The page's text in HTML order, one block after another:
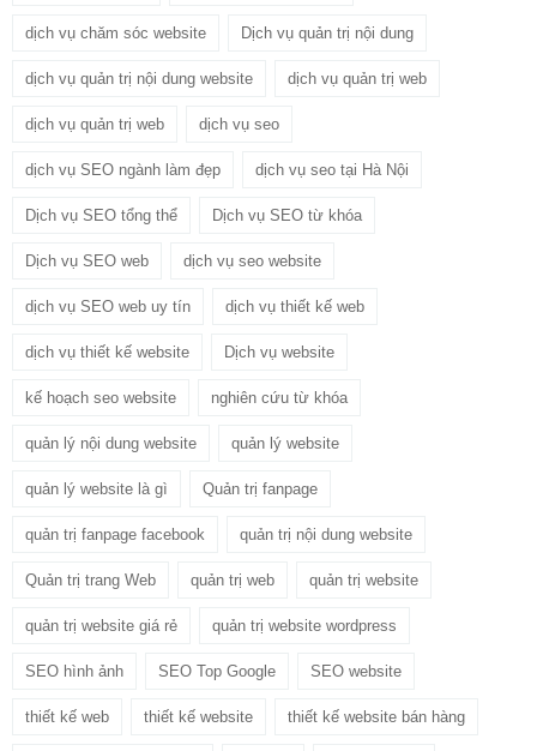
dịch vụ chăm sóc website Dịch vụ quản trị nội dung
dịch vụ quản trị nội dung website dịch vụ quản trị web
dịch vụ quản trị web dịch vụ seo
dịch vụ SEO ngành làm đẹp dịch vụ seo tại Hà Nội
Dịch vụ SEO tổng thể Dịch vụ SEO từ khóa
Dịch vụ SEO web dịch vụ seo website
dịch vụ SEO web uy tín dịch vụ thiết kế web
dịch vụ thiết kế website Dịch vụ website
kế hoạch seo website nghiên cứu từ khóa
quản lý nội dung website quản lý website
quản lý website là gì Quản trị fanpage
quản trị fanpage facebook quản trị nội dung website
Quản trị trang Web quản trị web quản trị website
quản trị website giá rẻ quản trị website wordpress
SEO hình ảnh SEO Top Google SEO website
thiết kế web thiết kế website thiết kế website bán hàng